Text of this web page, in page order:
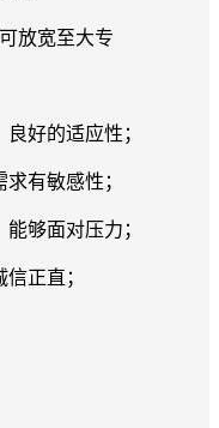
放宽至大专
好的适应性；
有敏感性；
够面对压力；
正直；